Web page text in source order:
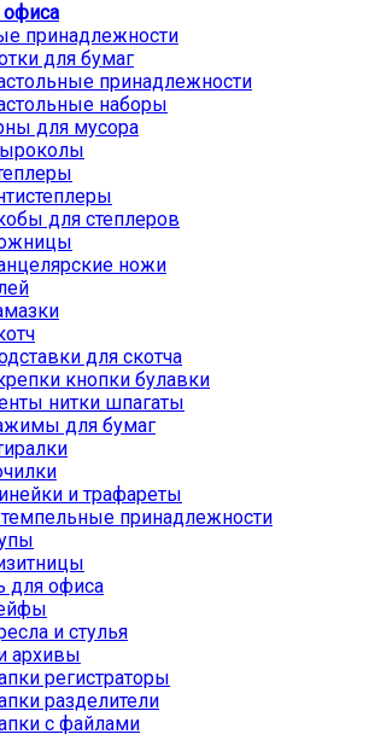
принадлежности
для бумаг
принадлежности
наборы
для мусора
для степлеров
ножи
для скотча
кнопки булавки
нитки шпагаты
для бумаг
и трафареты
принадлежности
для офиса
и стулья
архивы
регистраторы
разделители
с файлами